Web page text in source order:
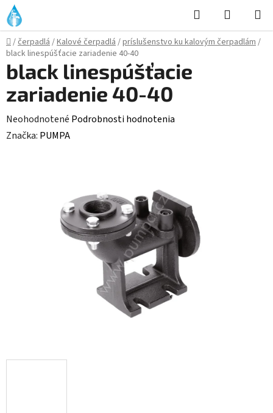
Prejsť
na
obsah
Hľadať
KOŠÍK
Domov
/čerpadlá/Kalové čerpadlá/príslušenstvo ku kalovým čerpadlám/
black linespúšťacie zariadenie 40-40
black linespúšťacie
zariadenie 40-40
Priemerné
hodnotenie
Neohodnotené Podrobnosti hodnotenia
Značka: PUMPA